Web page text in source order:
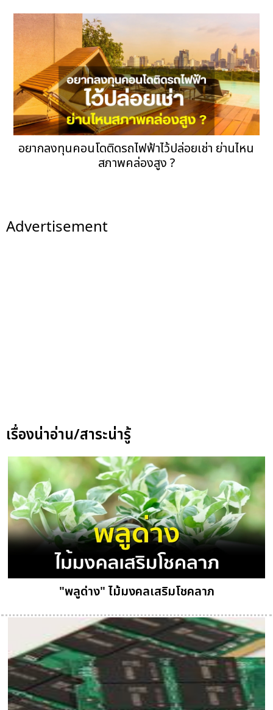
อยากลงทุนคอนโดติดรถไฟฟ้าไว้ปล่อยเช่า ย่านไหน
สภาพคล่องสูง ?
Advertisement
เรื่องน่าอ่าน/สาระน่ารู้
"พลูด่าง" ไม้มงคลเสริมโชคลาภ